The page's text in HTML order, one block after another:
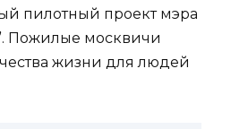
пилотный проект мэра
Пожилые москвичи
жизни для людей